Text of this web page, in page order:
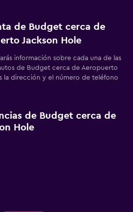
de Budget cerca de
Jackson Hole
información sobre cada una de las
de Budget cerca de Aeropuerto
la dirección y el número de teléfono
de Budget cerca de
Hole